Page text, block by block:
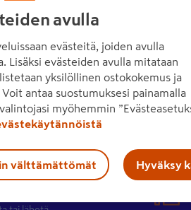
Sähkö ja valaisimet
avulla
evästeitä, joiden avulla
evästeiden avulla mitataan
yksilöllinen ostokokemus ja
antaa suostumuksesi painamalla
myöhemmin
välttämättömät Hyväksy